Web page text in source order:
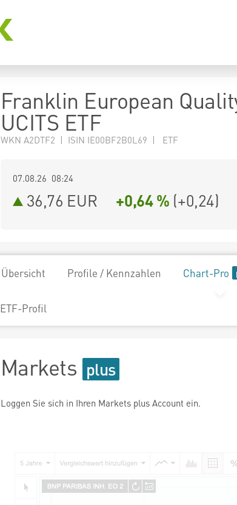
Franklin European
UCITS ETF
WKN A2DTF2 | ISIN IE00BF2B0L69 | ETF
07.08.26 08:24
36,76 EUR +0,64 % (+0,24)
Übersicht Profile / Kennzahlen Chart-Pro
ETF-Profil
Markets
Loggen Sie sich in Ihren Markets plus Account ein.